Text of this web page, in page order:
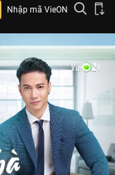
Nhập mã VieON